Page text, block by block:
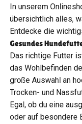
In unserem
übersichtlich alles,
Entdecke die
Gesundes
Das richtige Futter
das Wohlbefinden
große Auswahl an
Trocken- und
Egal, ob du eine
oder auf besondere